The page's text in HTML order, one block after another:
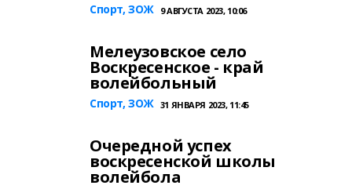
Спорт, ЗОЖ 9 АВГУСТА 2023, 10:06
Мелеузовское село
Воскресенское - край
волейбольный
Спорт, ЗОЖ 31 ЯНВАРЯ 2023, 11:45
Очередной успех
воскресенской школы
волейбола